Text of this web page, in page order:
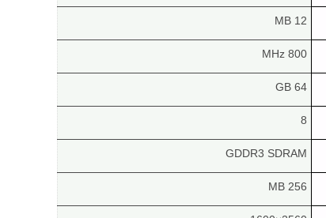
12 MB
800 MHz
64 GB
8
GDDR3 SDRAM
256 MB